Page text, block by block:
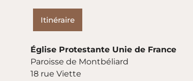
Itinéraire
Église Protestante Unie de France
Paroisse de Montbéliard
18 rue Viette